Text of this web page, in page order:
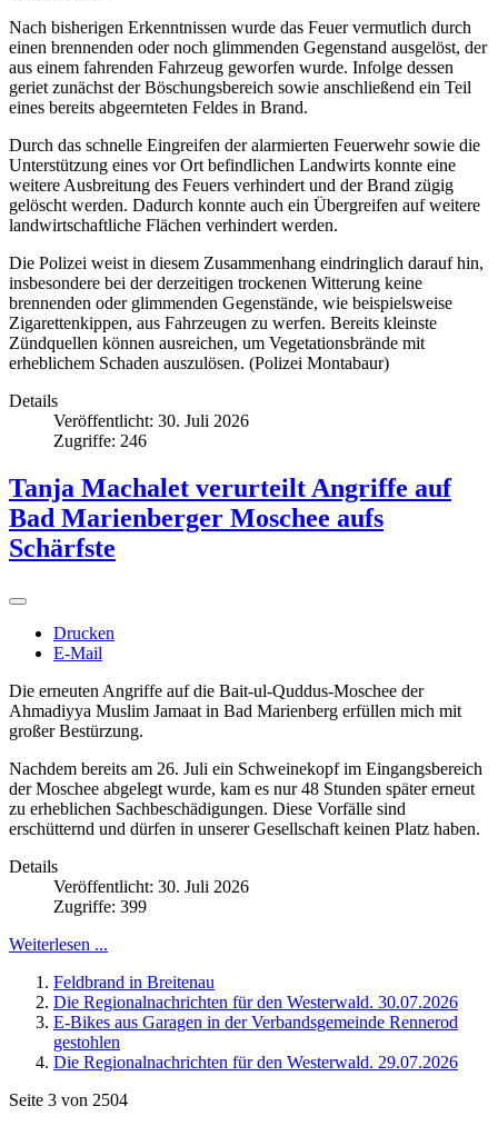
Nach bisherigen Erkenntnissen wurde das Feuer vermutlich durch
einen brennenden oder noch glimmenden Gegenstand ausgelöst, der
aus einem fahrenden Fahrzeug geworfen wurde. Infolge dessen
geriet zunächst der Böschungsbereich sowie anschließend ein Teil
eines bereits abgeernteten Feldes in Brand.
Durch das schnelle Eingreifen der alarmierten Feuerwehr sowie die
Unterstützung eines vor Ort befindlichen Landwirts konnte eine
weitere Ausbreitung des Feuers verhindert und der Brand zügig
gelöscht werden. Dadurch konnte auch ein Übergreifen auf weitere
landwirtschaftliche Flächen verhindert werden.
Die Polizei weist in diesem Zusammenhang eindringlich darauf hin,
insbesondere bei der derzeitigen trockenen Witterung keine
brennenden oder glimmenden Gegenstände, wie beispielsweise
Zigarettenkippen, aus Fahrzeugen zu werfen. Bereits kleinste
Zündquellen können ausreichen, um Vegetationsbrände mit
erheblichem Schaden auszulösen. (Polizei Montabaur)
Details
Veröffentlicht: 30. Juli 2026
Zugriffe: 246
Tanja Machalet verurteilt Angriffe auf
Bad Marienberger Moschee aufs
Schärfste
Drucken
E-Mail
Die erneuten Angriffe auf die Bait-ul-Quddus-Moschee der
Ahmadiyya Muslim Jamaat in Bad Marienberg erfüllen mich mit
großer Bestürzung.
Nachdem bereits am 26. Juli ein Schweinekopf im Eingangsbereich
der Moschee abgelegt wurde, kam es nur 48 Stunden später erneut
zu erheblichen Sachbeschädigungen. Diese Vorfälle sind
erschütternd und dürfen in unserer Gesellschaft keinen Platz haben.
Details
Veröffentlicht: 30. Juli 2026
Zugriffe: 399
Weiterlesen ...
Feldbrand in Breitenau
Die Regionalnachrichten für den Westerwald. 30.07.2026
E-Bikes aus Garagen in der Verbandsgemeinde Rennerod
gestohlen
Die Regionalnachrichten für den Westerwald. 29.07.2026
Seite 3 von 2504